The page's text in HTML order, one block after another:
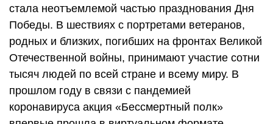
стала неотъемлемой частью празднования Дня
Победы. В шествиях с портретами ветеранов,
родных и близких, погибших на фронтах Великой
Отечественной войны, принимают участие сотни
тысяч людей по всей стране и всему миру. В
прошлом году в связи с пандемией
коронавируса акция «Бессмертный полк»